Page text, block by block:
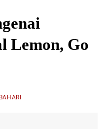
Lemon, Go